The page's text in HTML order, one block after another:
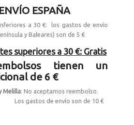
ESPAÑA
a 30 €: los gastos de envío
y Baleares) son de 5 €
superiores a 30 €: Gratis
tienen un
de 6 €
Melilla: No aceptamos reembolso.
de envío son de 10 €